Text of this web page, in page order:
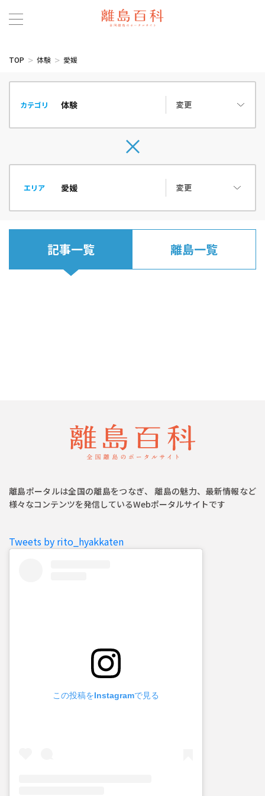
TOP 体験 愛媛
カテゴリ 変更
エリア 変更
記事一覧 離島一覧
離島ポータルは全国の離島をつなぎ、 離島の魅力、最新情報など
様々なコンテンツを発信しているWebポータルサイトです
Tweets by rito_hyakkaten
この投稿をInstagramで見る